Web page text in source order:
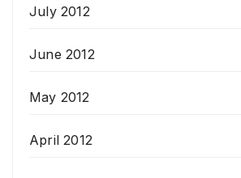
July 2012
June 2012
May 2012
April 2012